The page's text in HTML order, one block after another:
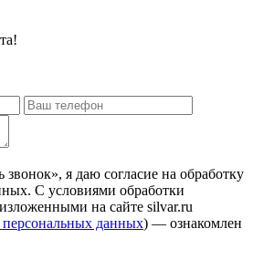
я даю согласие на обработку
С условиями обработки
на сайте silvar.ru
персональных данных) — ознакомлен